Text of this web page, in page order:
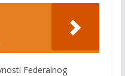
Federalnog